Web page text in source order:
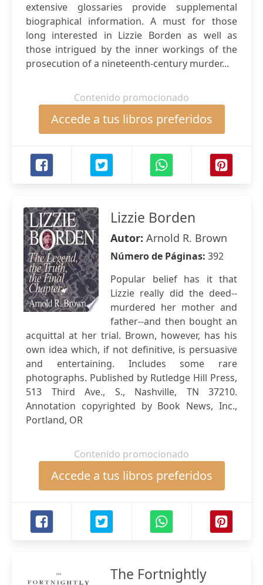
extensive glossaries provide supplemental
biographical information. A must for those
long interested in Lizzie Borden as well as
those intrigued by the inner workings of the
prosecution of a nineteenth-century murder...
Contenido promocionado
Accede a tus libros preferidos
Lizzie Borden
Autor: Arnold R. Brown
Número de Páginas: 392
Popular belief has it that
Lizzie really did the deed--
murdered her mother and
father--and then bought an
acquittal at her trial. Brown, however, has his
own idea which, if not definitive, is persuasive
and entertaining. Includes some rare
photographs. Published by Rutledge Hill Press,
513 Third Ave., S., Nashville, TN 37210.
Annotation copyrighted by Book News, Inc.,
Portland, OR
Contenido promocionado
Accede a tus libros preferidos
The Fortnightly